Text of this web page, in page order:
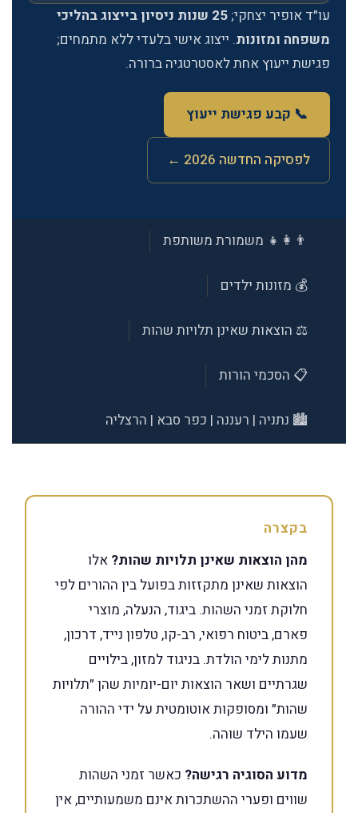
עו״ד אופיר יצחקי;
25 שנות ניסיון בייצוג בהליכי
משפחה ומזונות. ייצוג אישי בלעדי ללא מתמחים;
פגישת ייעוץ אחת לאסטרטגיה ברורה.
📞 קבע פגישת ייעוץ
לפסיקה החדשה 2026 ←
👨‍👩‍👧 משמורת משותפת
💰 מזונות ילדים
⚖️ הוצאות שאינן תלויות שהות
📋 הסכמי הורות
🏙️ נתניה | רעננה | כפר סבא | הרצליה
בקצרה
מהן הוצאות שאינן תלויות שהות? אלו
הוצאות שאינן מתקזזות בפועל בין ההורים לפי
חלוקת זמני השהות. ביגוד, הנעלה, מוצרי
פארם, ביטוח רפואי, רב-קו, טלפון נייד, דרכון,
מתנות לימי הולדת. בניגוד למזון, בילויים
שגרתיים ושאר הוצאות יום-יומיות שהן ״תלויות
שהות״ ומסופקות אוטומטית על ידי ההורה
שעמו הילד שוהה.
מדוע הסוגיה רגישה? כאשר זמני השהות
שווים ופערי ההשתכרות אינם משמעותיים, אין